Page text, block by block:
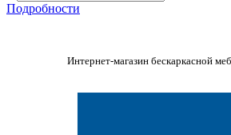
Подробности
Интернет-магазин бескаркасной